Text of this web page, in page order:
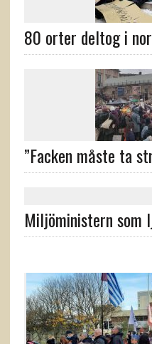
80 orter deltog i
”Facken måste ta
Miljöministern som